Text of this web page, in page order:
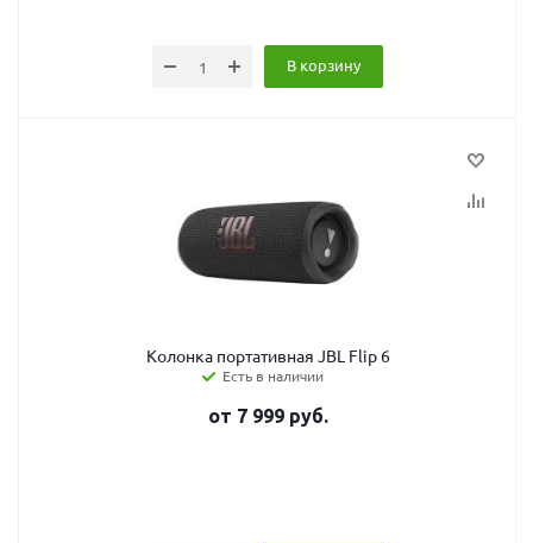
В корзину
Колонка портативная JBL Flip 6
Есть в наличии
от 7 999руб.